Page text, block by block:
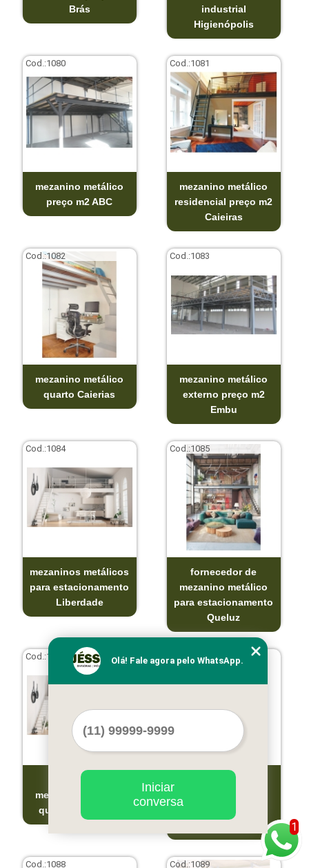
Brás
industrial
Higienópolis
Cod.:1080
mezanino metálico
preço m2 ABC
Cod.:1081
mezanino metálico
residencial preço m2
Caieiras
Cod.:1082
mezanino metálico
quarto Caierias
Cod.:1083
mezanino metálico
externo preço m2
Embu
Cod.:1084
mezaninos metálicos
para estacionamento
Liberdade
Cod.:1085
fornecedor de
mezanino metálico
para estacionamento
Queluz
Cod.:1086
quanto custa
mezanino metálico
quarto São Paulo
Cod.: 1087
fornecedor de
Cod.:1088 Cod.:1089
1
Olá! Fale agora pelo WhatsApp.
Iniciar
conversa